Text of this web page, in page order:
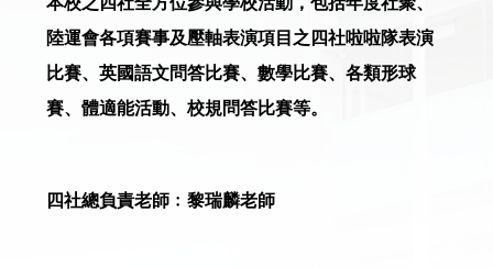
陸運會各項賽事及壓軸表演項目之四社啦啦隊表演
比賽、英國語文問答比賽、數學比賽、各類形球
賽、體適能活動、校規問答比賽等。
四社總負責老師﹕黎瑞麟老師